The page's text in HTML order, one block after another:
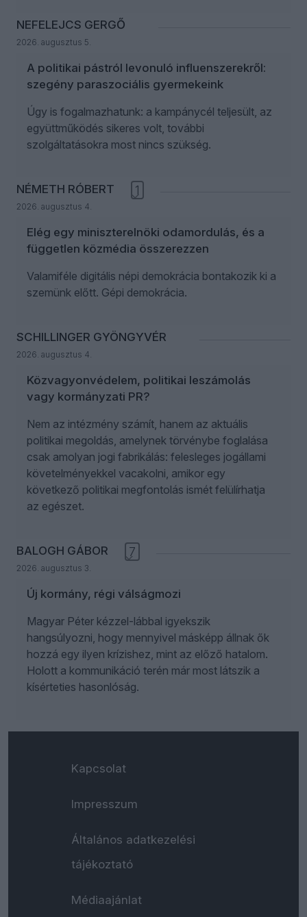
NEFELEJCS GERGŐ
2026. augusztus 5.
A politikai pástról levonuló influenszerekről:
szegény paraszociális gyermekeink
Úgy is fogalmazhatunk: a kampánycél teljesült, az
együttműködés sikeres volt, további
szolgáltatásokra most nincs szükség.
NÉMETH RÓBERT
2026. augusztus 4.
1
Elég egy miniszterelnöki odamordulás, és a
független közmédia összerezzen
Valamiféle digitális népi demokrácia bontakozik ki a
szemünk előtt. Gépi demokrácia.
SCHILLINGER GYÖNGYVÉR
2026. augusztus 4.
Közvagyonvédelem, politikai leszámolás
vagy kormányzati PR?
Nem az intézmény számít, hanem az aktuális
politikai megoldás, amelynek törvénybe foglalása
csak amolyan jogi fabrikálás: felesleges jogállami
követelményekkel vacakolni, amikor egy
következő politikai megfontolás ismét felülírhatja
az egészet.
BALOGH GÁBOR
2026. augusztus 3.
7
Új kormány, régi válságmozi
Magyar Péter kézzel-lábbal igyekszik
hangsúlyozni, hogy mennyivel másképp állnak ők
hozzá egy ilyen krízishez, mint az előző hatalom.
Holott a kommunikáció terén már most látszik a
kísérteties hasonlóság.
Kapcsolat
Impresszum
Általános adatkezelési
tájékoztató
Médiaajánlat